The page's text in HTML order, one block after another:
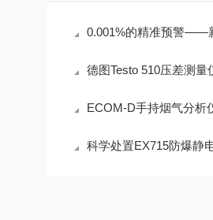
0.001%的精准预警——新宇宙COSMOS铁粉浓度计SDM-72守护
德图Testo 510压差测量仪现场测量操作与
ECOM-D手持烟气分析仪助力工业排放精
科学处置EX715防爆静电测试仪故障可有效保障检测工作